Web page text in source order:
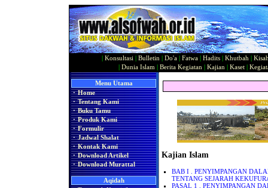
Konsultasi Bulletin Do'a Fatwa Hadits Khutbah
Dunia Islam Berita Kegiatan Kajian Kaset|
Menu Utama
· Home
· Tentang Kami
· Buku Tamu
· Produk Kami
· Formulir
· Jadwal Shalat
· Kontak Kami
· Download Artikel
· Download Murattal
Aqidah
Kajian Islam
BAB I . PENYIMPANGAN
TENTANG SEJARAH
PASAL 1 . PENYIMPANGAN